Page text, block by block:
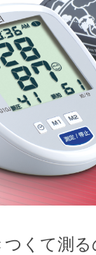
くて測